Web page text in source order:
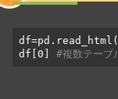
df[0] #複数テーブ